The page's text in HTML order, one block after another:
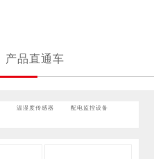
产品直通车
温湿度传感器 配电监控设备